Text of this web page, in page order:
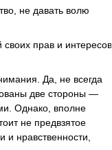
не давать волю
прав и интересов
Да, не всегда
две стороны —
Однако, вполне
не предвзятое
нравственности,